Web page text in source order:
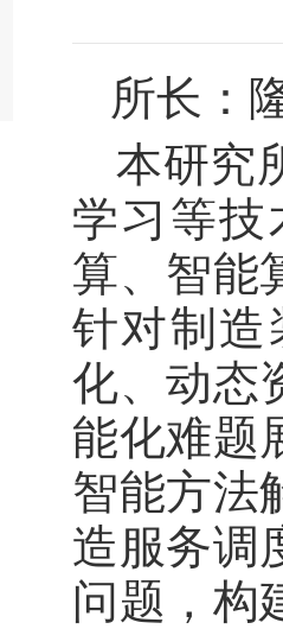
所长：
本研究
学习等技
算、智能
针对制造
化、动态
能化难题
智能方法
造服务调
问题，构